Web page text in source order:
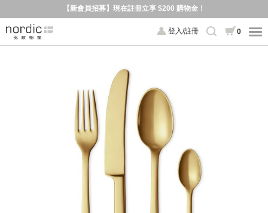
【新會員招募】現在註冊立享 $200 購物金！
登入/註冊 0